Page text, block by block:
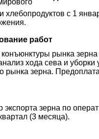
с 1
работ
рынка зерна
хода сева и уборки
рынка зерна.
экспорта зерна по
(3 месяца).